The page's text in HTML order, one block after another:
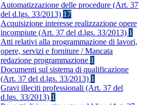
Automatizzazione delle procedure (Art. 37
del d.lgs. 33/2013) 17
Acquisizione interesse realizzazione opere
incompiute (Art. 37 del d.lgs. 33/2013) 1
Atti relativi alla programmazione di lavori,
opere, servizi e forniture / Mancata
redazione programmazione 1
Documenti sul sistema di qualificazione
(Art. 37 del d.lgs. 33/2013) 1
Gravi illeciti professionali (Art. 37 del
d.lgs. 33/2013) 1